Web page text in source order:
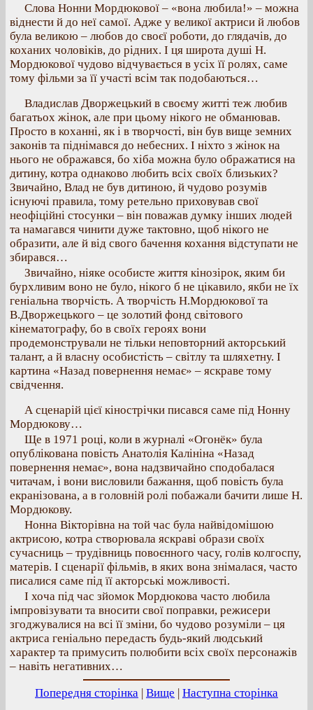
Слова Нонни Мордюкової – «вона любила!» – можна
віднести й до неї самої. Адже у великої актриси й любов
була великою – любов до своєї роботи, до глядачів, до
коханих чоловіків, до рідних. І ця широта душі Н.
Мордюкової чудово відчувається в усіх її ролях, саме
тому фільми за її участі всім так подобаються…
Владислав Дворжецький в своєму житті теж любив
багатьох жінок, але при цьому нікого не обманював.
Просто в коханні, як і в творчості, він був вище земних
законів та піднімався до небесних. І ніхто з жінок на
нього не ображався, бо хіба можна було ображатися на
дитину, котра однаково любить всіх своїх близьких?
Звичайно, Влад не був дитиною, й чудово розумів
існуючі правила, тому ретельно приховував свої
неофіційні стосунки – він поважав думку інших людей
та намагався чинити дуже тактовно, щоб нікого не
образити, але й від свого бачення кохання відступати не
збирався…
Звичайно, ніяке особисте життя кінозірок, яким би
бурхливим воно не було, нікого б не цікавило, якби не їх
геніальна творчість. А творчість Н.Мордюкової та
В.Дворжецького – це золотий фонд світового
кінематографу, бо в своїх героях вони
продемонстрували не тільки неповторний акторський
талант, а й власну особистість – світлу та шляхетну. І
картина «Назад повернення немає» – яскраве тому
свідчення.
А сценарій цієї кінострічки писався саме під Нонну
Мордюкову…
Ще в 1971 році, коли в журналі «Огонёк» була
опублікована повість Анатолія Калініна «Назад
повернення немає», вона надзвичайно сподобалася
читачам, і вони висловили бажання, щоб повість була
екранізована, а в головній ролі побажали бачити лише Н.
Мордюкову.
Нонна Вікторівна на той час була найвідомішою
актрисою, котра створювала яскраві образи своїх
сучасниць – трудівниць повоєнного часу, голів колгоспу,
матерів. І сценарії фільмів, в яких вона знімалася, часто
писалися саме під її акторські можливості.
І хоча під час зйомок Мордюкова часто любила
імпровізувати та вносити свої поправки, режисери
згоджувалися на всі її зміни, бо чудово розуміли – ця
актриса геніально передасть будь-який людський
характер та примусить полюбити всіх своїх персонажів
– навіть негативних…
Попередня сторінка | Вище | Наступна сторінка